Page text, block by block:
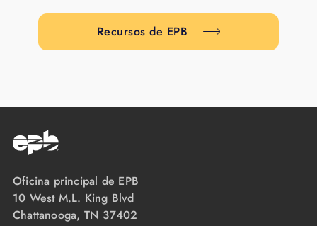
Recursos de EPB
Oficina principal de EPB
10 West M.L. King Blvd
Chattanooga, TN 37402